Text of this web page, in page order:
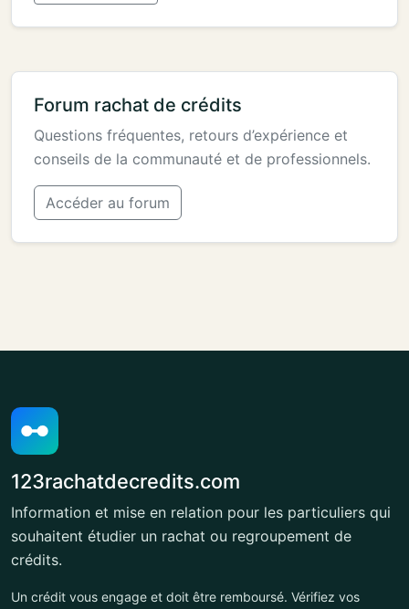
Forum rachat de crédits
Questions fréquentes, retours d’expérience et
conseils de la communauté et de professionnels.
Accéder au forum
123rachatdecredits.com
Information et mise en relation pour les particuliers qui
souhaitent étudier un rachat ou regroupement de
crédits.
Un crédit vous engage et doit être remboursé. Vérifiez vos